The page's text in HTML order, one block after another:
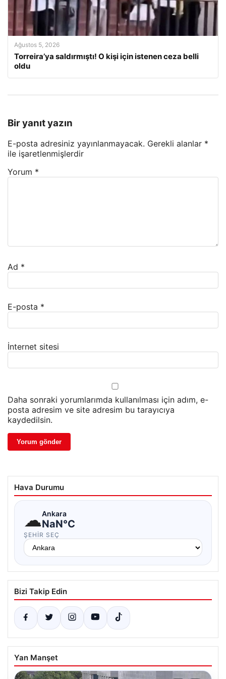
Ağustos 5, 2026
Torreira’ya saldırmıştı! O kişi için istenen ceza belli
oldu
Bir yanıt yazın
E-posta adresiniz yayınlanmayacak. Gerekli alanlar *
ile işaretlenmişlerdir
Yorum *
Ad *
E-posta *
İnternet sitesi
Daha sonraki yorumlarımda kullanılması için adım, e-
posta adresim ve site adresim bu tarayıcıya
kaydedilsin.
Hava Durumu
☁Ankara
NaN°C
ŞEHIR SEÇ
Bizi Takip Edin
Yan Manşet